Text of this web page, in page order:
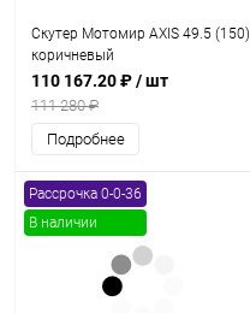
Скутер Мотомир AXIS 49.5 (150)
коричневый
110 167.20 ₽/ шт
111 280 ₽
Подробнее
Рассрочка 0-0-36
В наличии